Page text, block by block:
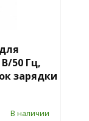
50 Гц,
зарядки
В наличии